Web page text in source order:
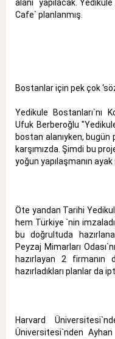
alanı` yapılacak.
Cafe` planlanmış.
Bostanlar için pek çok
Yedikule Bostanları`nı
Ufuk Berberoğlu
bostan alanıyken,
karşımızda. Şimdi bu
yoğun yapılaşmanın
Öte yandan Tarihi
hem Türkiye `nin
bu doğrultuda
Peyzaj Mimarları
hazırlayan 2
hazırladıkları planlar da
Harvard
Üniversitesi`nden